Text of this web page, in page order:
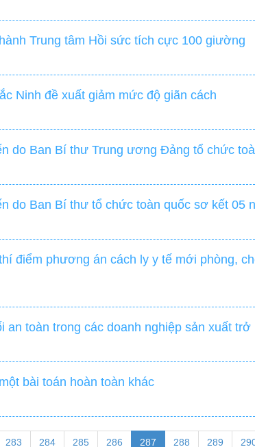
Trung tâm Hồi sức tích cực 100 giường
Ninh đề xuất giảm mức độ giãn cách
do Ban Bí thư Trung ương Đảng tổ chức
do Ban Bí thư tổ chức toàn quốc sơ kết 05
điểm phương án cách ly y tế mới phòng,
an toàn trong các doanh nghiệp sản xuất trở
bài toán hoàn toàn khác
283 284 285 286 287 288 289